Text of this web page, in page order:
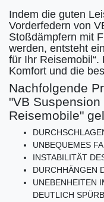
Indem die guten
Vorderfedern von
Stoßdämpfern mit
werden, entsteht
für Ihr
Komfort und die
Nachfolgende
"VB
Reisemobile"
UNBEQUEMES
INSTABILITÄT
DURCHHÄNGEN
UNEBENHEITEN
DEUTLICH